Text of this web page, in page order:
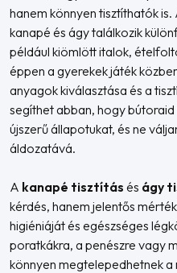
hanem könnyen tisztíthatók
kanapé és ágy találkozik
például kiömlött italok,
éppen a gyerekek játék
anyagok kiválasztása és a
segíthet abban, hogy
újszerű állapotukat, és ne
áldozatává.
A kanapé tisztítás és ágy
kérdés, hanem jelentős
higiéniáját és egészséges
poratkákra, a penészre vagy
könnyen megtelepedhetnek